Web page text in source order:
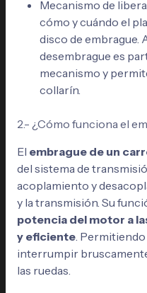
Mecanismo de
cómo y cuándo el
disco de embrague.
desembrague es
mecanismo y
collarín.
2.- ¿Cómo funciona el
El embrague de un
del sistema de
acoplamiento y
y la transmisión. Su
potencia del motor a
y eficiente.
interrumpir
las ruedas.